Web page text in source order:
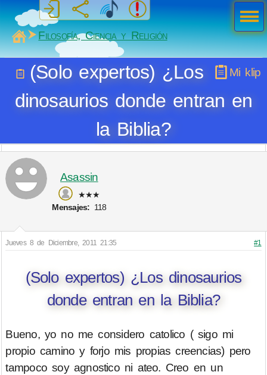
MiSabueso
Filosofía, Ciencia y Religión
Mi klip
(Solo expertos) ¿Los
dinosaurios donde entran en
la Biblia?
Asassin
★★★
Mensajes: 118
Jueves 8 de Diciembre, 2011 21:35 #1
(Solo expertos) ¿Los dinosaurios
donde entran en la Biblia?
Bueno, yo no me considero catolico ( sigo mi
propio camino y forjo mis propias creencias) pero
tampoco soy agnostico ni ateo. Creo en un
Men
ú